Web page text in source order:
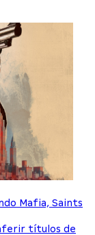
Mafia, Saints
títulos de